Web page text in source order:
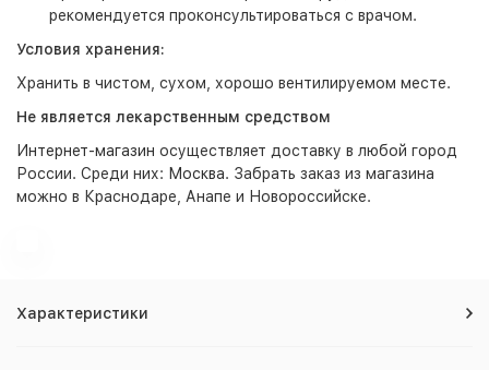
рекомендуется проконсультироваться с врачом.
Условия хранения:
Хранить в чистом, сухом, хорошо вентилируемом месте.
Не является лекарственным средством
Интернет-магазин осуществляет доставку в любой город
России. Среди них: Москва. Забрать заказ из магазина
можно в Краснодаре, Анапе и Новороссийске.
Характеристики